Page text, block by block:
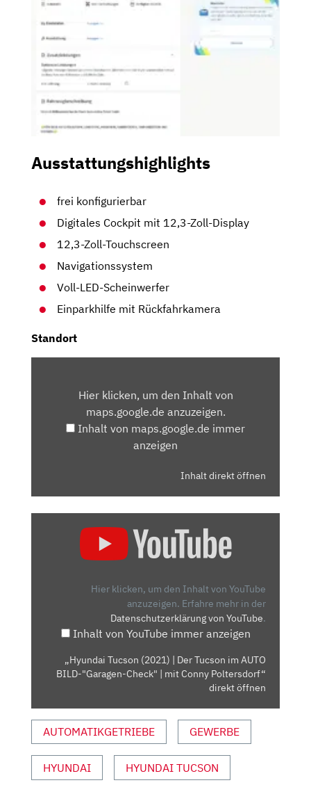
Ausstattungshighlights
frei konfigurierbar
Digitales Cockpit mit 12,3-Zoll-Display
12,3-Zoll-Touchscreen
Navigationssystem
Voll-LED-Scheinwerfer
Einparkhilfe mit Rückfahrkamera
Standort
MAPS.GOOGLE.DEHier klicken, um den Inhalt von
maps.google.de anzuzeigen.
Inhalt von maps.google.de immer
anzeigen
Inhalt direkt öffnen
"GARAGEN-
CHECK"
CONNY
POLTERSDORF“
VON
YOUTUBE
Hier klicken, um den Inhalt von YouTube
anzuzeigen. Erfahre mehr in der
Datenschutzerklärung von YouTube.
Inhalt von YouTube immer anzeigen
„Hyundai Tucson (2021) | Der Tucson im AUTO
BILD-"Garagen-Check" | mit Conny Poltersdorf“
direkt öffnen
AUTOMATIKGETRIEBE GEWERBE
HYUNDAI HYUNDAI TUCSON